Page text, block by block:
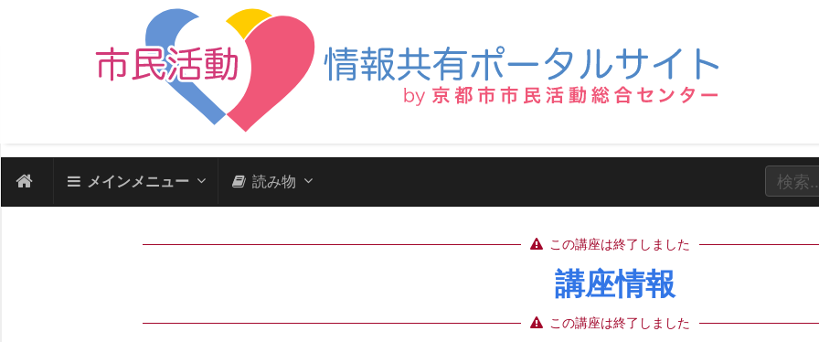
メインメニュー 読み物
この講座は終了しました
講座情報
この講座は終了しました